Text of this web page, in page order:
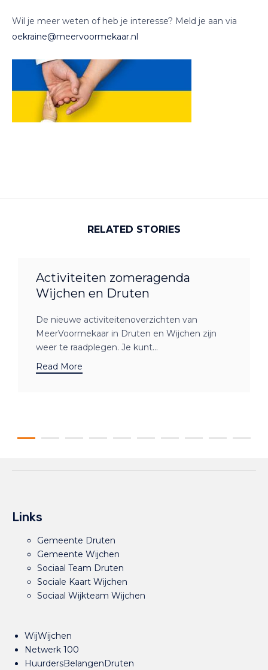
Wil je meer weten of heb je interesse? Meld je aan via
oekraine@meervoormekaar.nl
RELATED STORIES
Activiteiten zomeragenda
Wijchen en Druten
De nieuwe activiteitenoverzichten van
MeerVoormekaar in Druten en Wijchen zijn
weer te raadplegen. Je kunt...
Read More
Links
Gemeente Druten
Gemeente Wijchen
Sociaal Team Druten
Sociale Kaart Wijchen
Sociaal Wijkteam Wijchen
WijWijchen
Netwerk 100
HuurdersBelangenDruten